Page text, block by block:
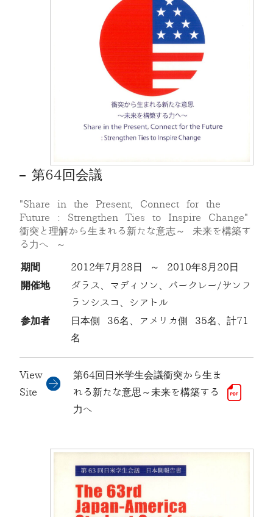
第64回会議
"Share in the Present, Connect for the
Future : Strengthen Ties to Inspire Change"
衝突と理解から生まれる新たな意志～ 未来を構築す
る力へ ～
期間
2012年7月28日 ～ 2010年8月20日
開催地
ダラス、マディソン、バークレー/サンフ
ランシスコ、シアトル
参加者
日本側 36名、アメリカ側 35名、計71
名
View
Site
第64回日米学生会議衝突から生ま
れる新たな意思～未来を構築する
力へ